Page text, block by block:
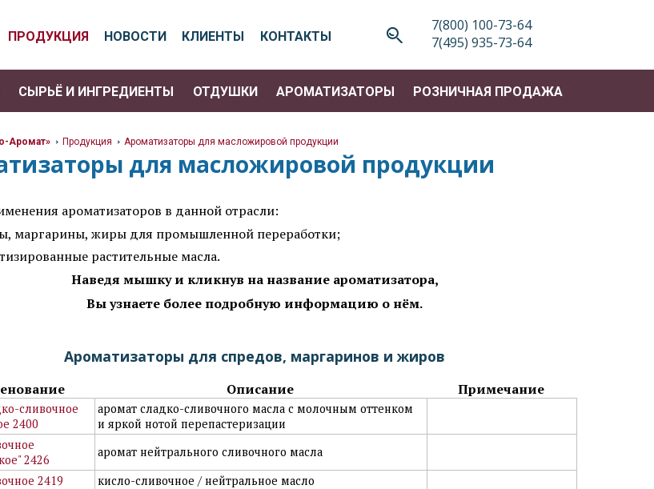
ПРОДУКЦИЯ НОВОСТИ КЛИЕНТЫ КОНТАКТЫ
7(800) 100-73-64
7(495) 935-73-64
СЫРЬЁ И ИНГРЕДИЕНТЫ ОТДУШКИ АРОМАТИЗАТОРЫ РОЗНИЧНАЯ ПРОДАЖА
Аромат»>Продукция>Ароматизаторы для масложировой продукции
для масложировой продукции
ароматизаторов в данной отрасли:
маргарины, жиры для промышленной переработки;
растительные масла.
Наведя мышку и кликнув на название ароматизатора,
Вы узнаете более подробную информацию о нём.
Ароматизаторы для спредов, маргаринов и жиров
Описание Примечание
сливочное
2400
аромат сладко-сливочного масла с молочным оттенком
и яркой нотой перепастеризации
2426
аромат нейтрального сливочного масла
2419
кисло-сливочное / нейтральное масло